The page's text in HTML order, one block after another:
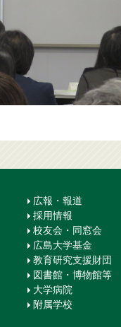
広報・報道
採用情報
校友会・同窓会
広島大学基金
教育研究支援財団
図書館・博物館等
大学病院
附属学校